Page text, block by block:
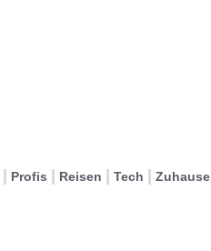
Profis Reisen Tech Zuhause